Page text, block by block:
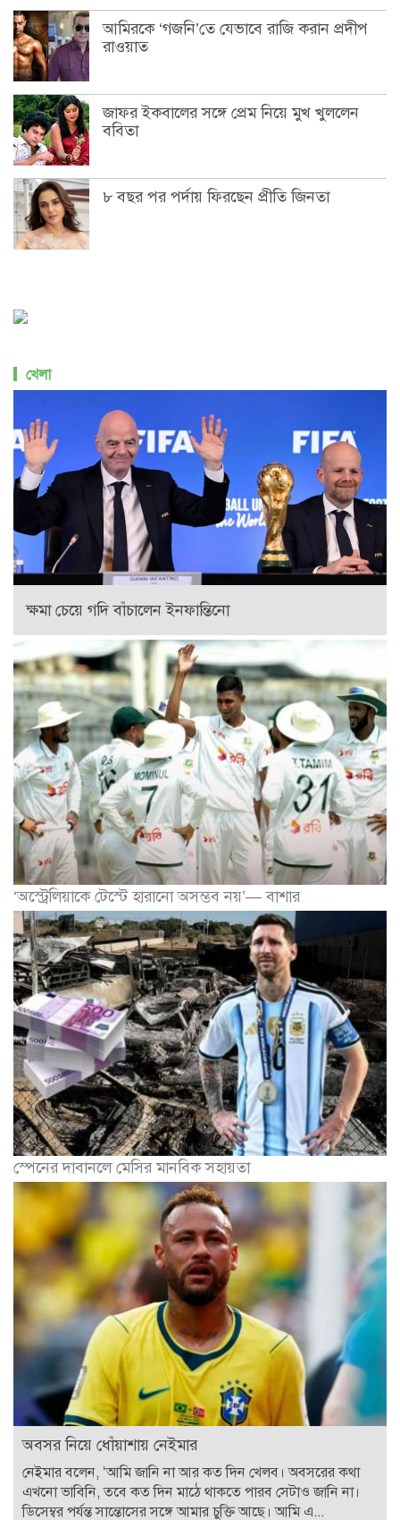
আমিরকে ‘গজনি’তে যেভাবে রাজি করান প্রদীপ
রাওয়াত
জাফর ইকবালের সঙ্গে প্রেম নিয়ে মুখ খুললেন
ববিতা
৮ বছর পর পর্দায় ফিরছেন প্রীতি জিনতা
খেলা
ক্ষমা চেয়ে গদি বাঁচালেন ইনফান্তিনো
‘অস্ট্রেলিয়াকে টেস্টে হারানো অসম্ভব নয়’— বাশার
স্পেনের দাবানলে মেসির মানবিক সহায়তা
অবসর নিয়ে ধোঁয়াশায় নেইমার
নেইমার বলেন, ‘আমি জানি না আর কত দিন খেলব। অবসরের কথা
এখনো ভাবিনি, তবে কত দিন মাঠে থাকতে পারব সেটাও জানি না।
ডিসেম্বর পর্যন্ত সান্তোসের সঙ্গে আমার চুক্তি আছে। আমি এ...